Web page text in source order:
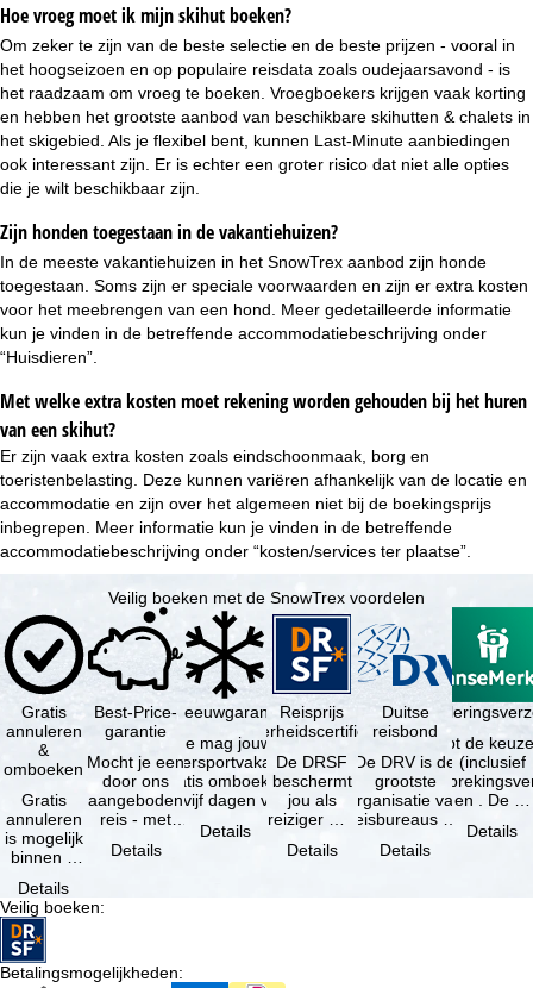
Hoe vroeg moet ik mijn skihut boeken?
Om zeker te zijn van de beste selectie en de beste prijzen - vooral in
het hoogseizoen en op populaire reisdata zoals oudejaarsavond - is
het raadzaam om vroeg te boeken. Vroegboekers krijgen vaak korting
en hebben het grootste aanbod van beschikbare skihutten & chalets in
het skigebied. Als je flexibel bent, kunnen Last-Minute aanbiedingen
ook interessant zijn. Er is echter een groter risico dat niet alle opties
die je wilt beschikbaar zijn.
Zijn honden toegestaan in de vakantiehuizen?
In de meeste vakantiehuizen in het SnowTrex aanbod zijn honde
toegestaan. Soms zijn er speciale voorwaarden en zijn er extra kosten
voor het meebrengen van een hond. Meer gedetailleerde informatie
kun je vinden in de betreffende accommodatiebeschrijving onder
“Huisdieren”.
Met welke extra kosten moet rekening worden gehouden bij het huren
van een skihut?
Er zijn vaak extra kosten zoals eindschoonmaak, borg en
toeristenbelasting. Deze kunnen variëren afhankelijk van de locatie en
accommodatie en zijn over het algemeen niet bij de boekingsprijs
inbegrepen. Meer informatie kun je vinden in de betreffende
accommodatiebeschrijving onder “kosten/services ter plaatse”.
Veilig boeken met de SnowTrex voordelen
Gratis
annuleren
&
omboeken
Gratis
annuleren
is mogelijk
binnen 5
de
boeking,
als jouw
vakantie …
Details
Best-Price-
garantie
Mocht je een
door ons
aangeboden
reis - met
beschikbaarheid
Details
Sneeuwgarantie
Je mag jouw
wintersportvakantie
gratis omboeken
als vijf dagen voor
Details
Reisprijs
zekerheidscertificaat
De DRSF
beschermt
jou als
reiziger met
pakketreis
Details
Duitse
reisbond
De DRV is de
grootste
organisatie van
reisbureaus en
in Duitsland. …
Details
Je hebt de
(inclusief
en . De …
Details
Veilig boeken:
Betalingsmogelijkheden: